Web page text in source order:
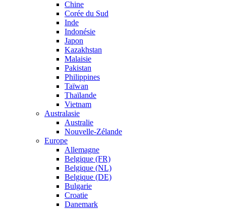
Chine
Corée du Sud
Inde
Indonésie
Japon
Kazakhstan
Malaisie
Pakistan
Philippines
Taïwan
Thaïlande
Vietnam
Australasie
Australie
Nouvelle-Zélande
Europe
Allemagne
Belgique (FR)
Belgique (NL)
Belgique (DE)
Bulgarie
Croatie
Danemark